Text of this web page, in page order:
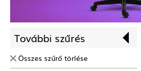
További szűrés
Összes szűrő törlése